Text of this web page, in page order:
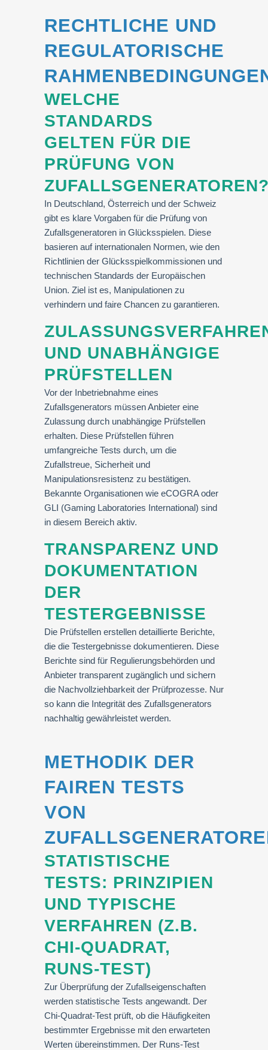
RECHTLICHE UND
REGULATORISCHE
WELCHE
STANDARDS
GELTEN FÜR DIE
PRÜFUNG VON
In Deutschland, Österreich und der Schweiz
gibt es klare Vorgaben für die Prüfung von
Zufallsgeneratoren in Glücksspielen. Diese
basieren auf internationalen Normen, wie den
Richtlinien der Glücksspielkommissionen und
technischen Standards der Europäischen
Union. Ziel ist es, Manipulationen zu
verhindern und faire Chancen zu garantieren.
UND UNABHÄNGIGE
PRÜFSTELLEN
Vor der Inbetriebnahme eines
Zufallsgenerators müssen Anbieter eine
Zulassung durch unabhängige Prüfstellen
erhalten. Diese Prüfstellen führen
umfangreiche Tests durch, um die
Zufallstreue, Sicherheit und
Manipulationsresistenz zu bestätigen.
Bekannte Organisationen wie eCOGRA oder
GLI (Gaming Laboratories International) sind
in diesem Bereich aktiv.
TRANSPARENZ UND
DOKUMENTATION
DER
TESTERGEBNISSE
Die Prüfstellen erstellen detaillierte Berichte,
die die Testergebnisse dokumentieren. Diese
Berichte sind für Regulierungsbehörden und
Anbieter transparent zugänglich und sichern
die Nachvollziehbarkeit der Prüfprozesse. Nur
so kann die Integrität des Zufallsgenerators
nachhaltig gewährleistet werden.
METHODIK DER
FAIREN TESTS
VON
STATISTISCHE
TESTS: PRINZIPIEN
UND TYPISCHE
VERFAHREN (Z.B.
CHI-QUADRAT,
RUNS-TEST)
Zur Überprüfung der Zufallseigenschaften
werden statistische Tests angewandt. Der
Chi-Quadrat-Test prüft, ob die Häufigkeiten
bestimmter Ergebnisse mit den erwarteten
Werten übereinstimmen. Der Runs-Test